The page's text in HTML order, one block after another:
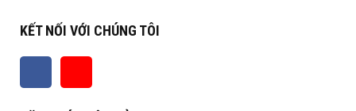
KẾT NỐI VỚI CHÚNG TÔI